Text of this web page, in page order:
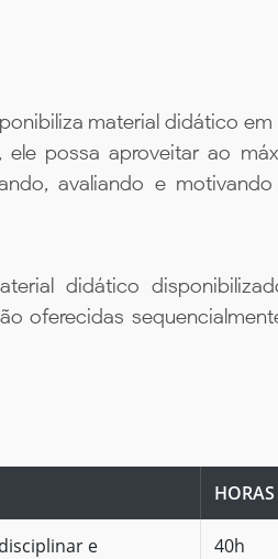
material didático em
possa aproveitar ao
avaliando e
didático
oferecidas
HORAS
e
40h